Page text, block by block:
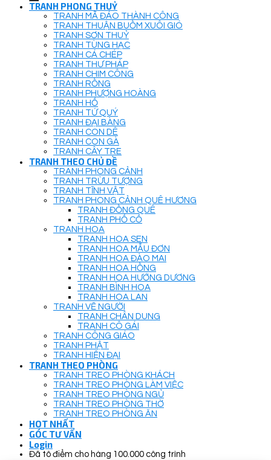
TRANH PHONG THUỶ
TRANH MÃ ĐÁO THÀNH CÔNG
TRANH THUẬN BUỒM XUÔI GIÓ
TRANH SƠN THUỶ
TRANH TÙNG HẠC
TRANH CÁ CHÉP
TRANH THƯ PHÁP
TRANH CHIM CÔNG
TRANH RỒNG
TRANH PHƯỢNG HOÀNG
TRANH HỔ
TRANH TỨ QUÝ
TRANH ĐẠI BÀNG
TRANH CON DÊ
TRANH CON GÀ
TRANH CÂY TRE
TRANH THEO CHỦ ĐỀ
TRANH PHONG CẢNH
TRANH TRỪU TƯỢNG
TRANH TĨNH VẬT
TRANH PHONG CẢNH QUÊ HƯƠNG
TRANH ĐỒNG QUÊ
TRANH PHỐ CỔ
TRANH HOA
TRANH HOA SEN
TRANH HOA MẪU ĐƠN
TRANH HOA ĐÀO MAI
TRANH HOA HỒNG
TRANH HOA HƯỚNG DƯƠNG
TRANH BÌNH HOA
TRANH HOA LAN
TRANH VẼ NGƯỜI
TRANH CHÂN DUNG
TRANH CÔ GÁI
TRANH CÔNG GIÁO
TRANH PHẬT
TRANH HIỆN ĐẠI
TRANH THEO PHÒNG
TRANH TREO PHÒNG KHÁCH
TRANH TREO PHÒNG LÀM VIỆC
TRANH TREO PHÒNG NGỦ
TRANH TREO PHÒNG THỜ
TRANH TREO PHÒNG ĂN
HOT NHẤT
GÓC TƯ VẤN
Login
Đã tô điểm cho hàng 100.000 công trình